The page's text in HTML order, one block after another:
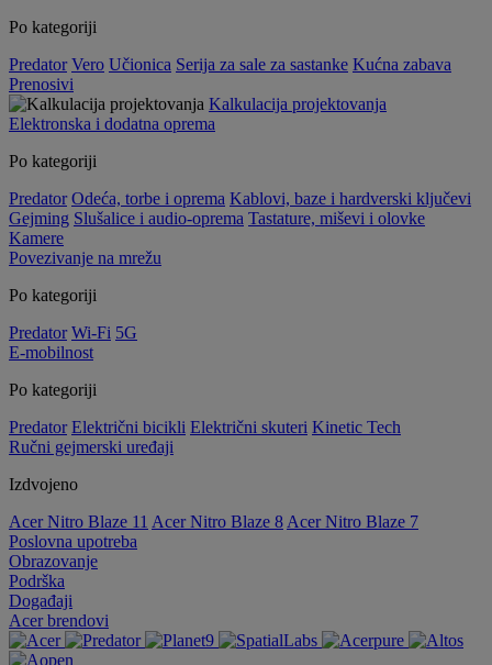
Po kategoriji
Predator Vero Učionica Serija za sale za sastanke Kućna zabava
Prenosivi
Kalkulacija projektovanja
Elektronska i dodatna oprema
Po kategoriji
Predator Odeća, torbe i oprema Kablovi, baze i hardverski ključevi
Gejming Slušalice i audio-oprema Tastature, miševi i olovke
Kamere
Povezivanje na mrežu
Po kategoriji
Predator Wi-Fi 5G
E-mobilnost
Po kategoriji
Predator Električni bicikli Električni skuteri Kinetic Tech
Ručni gejmerski uređaji
Izdvojeno
Acer Nitro Blaze 11 Acer Nitro Blaze 8 Acer Nitro Blaze 7
Poslovna upotreba
Obrazovanje
Podrška
Događaji
Acer brendovi